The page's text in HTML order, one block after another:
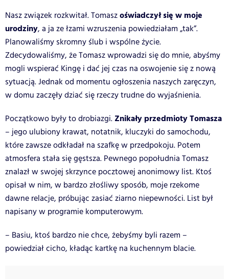
Nasz związek rozkwitał. Tomaszoświadczył się w moje
urodziny, a ja ze łzami wzruszenia powiedziałam „tak”.
Planowaliśmy skromny ślub i wspólne życie.
Zdecydowaliśmy, że Tomasz wprowadzi się do mnie, abyśmy
mogli wspierać Kingę i dać jej czas na oswojenie się z nową
sytuacją. Jednak od momentu ogłoszenia naszych zaręczyn,
w domu zaczęły dziać się rzeczy trudne do wyjaśnienia.
Początkowo były to drobiazgi. Znikały przedmioty Tomasza
– jego ulubiony krawat, notatnik, kluczyki do samochodu,
które zawsze odkładał na szafkę w przedpokoju. Potem
atmosfera stała się gęstsza. Pewnego popołudnia Tomasz
znalazł w swojej skrzynce pocztowej anonimowy list. Ktoś
opisał w nim, w bardzo złośliwy sposób, moje rzekome
dawne relacje, próbując zasiać ziarno niepewności. List był
napisany w programie komputerowym.
– Basiu, ktoś bardzo nie chce, żebyśmy byli razem –
powiedział cicho, kładąc kartkę na kuchennym blacie.